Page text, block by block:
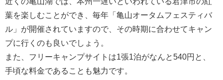
葉を楽しむことができ、毎年「亀山オータムフェスティバ
ル」が開催されていますので、その時期に合わせてキャン
プに行くのも良いでしょう。
また、フリーキャンプサイトは1張1泊がなんと540円と、
手頃な料金であることも魅力です。